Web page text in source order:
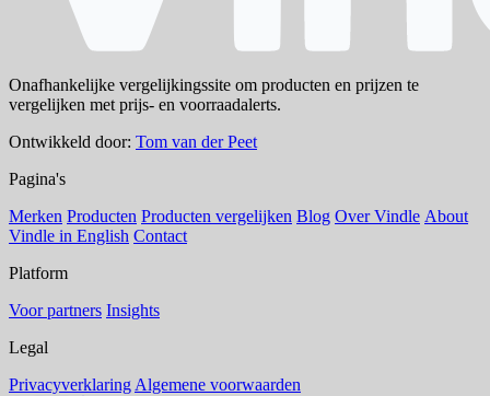
Onafhankelijke vergelijkingssite om producten en prijzen te
vergelijken met prijs- en voorraadalerts.
Ontwikkeld door: Tom van der Peet
Pagina's
Merken Producten Producten vergelijken Blog Over Vindle About
Vindle in English Contact
Platform
Voor partners Insights
Legal
Privacyverklaring Algemene voorwaarden